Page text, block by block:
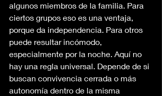
algunos miembros de la familia. Para
ciertos grupos eso es una ventaja,
porque da independencia. Para otros
puede resultar incómodo,
especialmente por la noche. Aquí no
hay una regla universal. Depende de si
buscan convivencia cerrada o más
autonomía dentro de la misma